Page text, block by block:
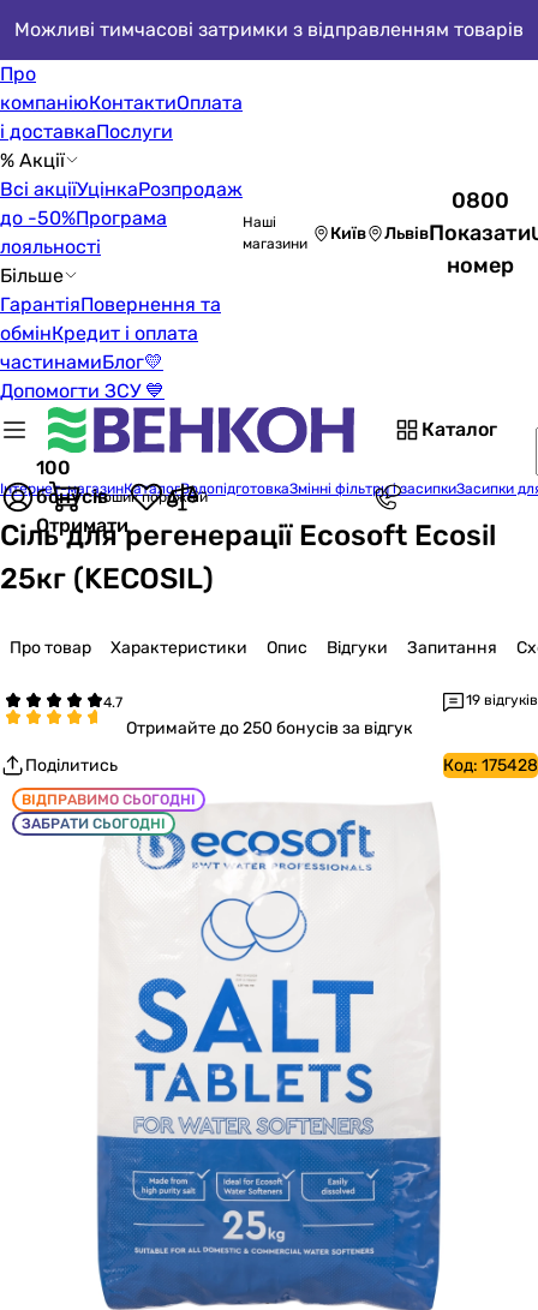
Можливі тимчасові затримки з відправленням товарів
Про
компаніюКонтактиОплата
і доставкаПослуги
% Акції
Всі акціїУцінкаРозпродаж
до -50%Програма
лояльності
Більше
ГарантіяПовернення та
обмінКредит і оплата
частинамиБлог💛
Допомогти ЗСУ 💙
Наші
магазини
Київ Львів
0800
Показати
номер
Каталог
100
бонусів
Отримати
Кошик порожній
Інтернет-магазинКаталогВодопідготовкаЗмінні фільтри і засипкиЗасипки
Сіль для регенерації Ecosoft Ecosil
25кг (KECOSIL)
Про товар Характеристики Опис Відгуки Запитання
19 відгуків
Отримайтедо 250 бонусів за відгук
Поділитись
Код: 175428
ВІДПРАВИМО СЬОГОДНІ
ЗАБРАТИ СЬОГОДНІ